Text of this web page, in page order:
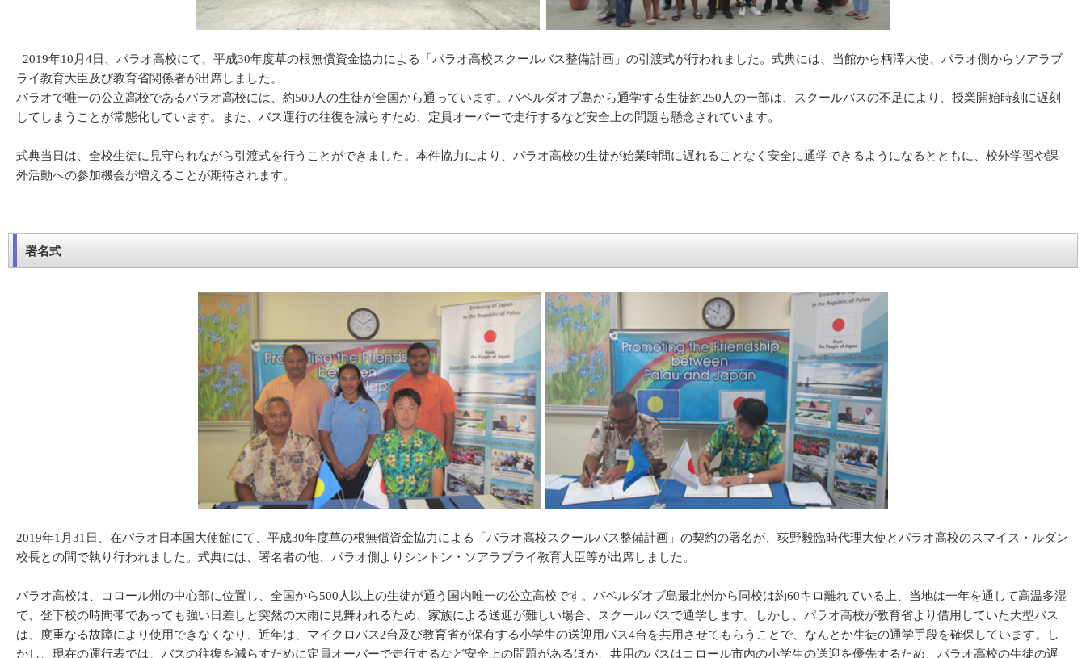
2019年10月4日、パラオ高校にて、平成30年度草の根無償資金協力による「パラオ高校スクールバス整備計画」の引渡式が行われました。式典には、当館から柄澤大使、パラオ側からソアラブ
ライ教育大臣及び教育省関係者が出席しました。
パラオで唯一の公立高校であるパラオ高校には、約500人の生徒が全国から通っています。バベルダオブ島から通学する生徒約250人の一部は、スクールバスの不足により、授業開始時刻に遅刻
してしまうことが常態化しています。また、バス運行の往復を減らすため、定員オーバーで走行するなど安全上の問題も懸念されています。
式典当日は、全校生徒に見守られながら引渡式を行うことができました。本件協力により、パラオ高校の生徒が始業時間に遅れることなく安全に通学できるようになるとともに、校外学習や課
外活動への参加機会が増えることが期待されます。
署名式
2019年1月31日、在パラオ日本国大使館にて、平成30年度草の根無償資金協力による「パラオ高校スクールバス整備計画」の契約の署名が、荻野毅臨時代理大使とパラオ高校のスマイス・ルダン
校長との間で執り行われました。式典には、署名者の他、パラオ側よりシントン・ソアラブライ教育大臣等が出席しました。
パラオ高校は、コロール州の中心部に位置し、全国から500人以上の生徒が通う国内唯一の公立高校です。バベルダオブ島最北州から同校は約60キロ離れている上、当地は一年を通して高温多湿
で、登下校の時間帯であっても強い日差しと突然の大雨に見舞われるため、家族による送迎が難しい場合、スクールバスで通学します。しかし、パラオ高校が教育省より借用していた大型バス
は、度重なる故障により使用できなくなり、近年は、マイクロバス2台及び教育省が保有する小学生の送迎用バス4台を共用させてもらうことで、なんとか生徒の通学手段を確保しています。し
かし、現在の運行表では、バスの往復を減らすために定員オーバーで走行するなど安全上の問題があるほか、共用のバスはコロール市内の小学生の送迎を優先するため、パラオ高校の生徒の遅